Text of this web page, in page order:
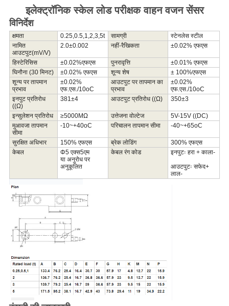
इलेक्ट्रॉनिक स्केल लोड परीक्षक वाहन वजन सेंसर
विनिर्देश
क्षमता 0.25,0.5,1,2,3,5t सामग्री
स्टेनलेस स्टील
नामित
आउटपुट(mV/V)
2.0±0.002 नहीं-रैखिकता ±0.02% एफएस
हिस्टेरिसिस ±0.02%एफएस पुनरावृत्ति ±0.01% एफएस
घिनौना (30 मिनट)
±0.02% एफएस शून्य शेष ± 100%एफएस
शून्य पर तापमान
प्रभाव
±0.02%
एफ.एस./10oC
आउटपुट पर तापमान का
प्रभाव
±0.02%
एफ.एस./10oC
इनपुट प्रतिरोध
((Ω)
381±4 आउटपुट प्रतिरोध ((Ω) 350±3
इन्सुलेशन प्रतिरोध ≥5000MΩ उत्तेजना वोल्टेज 5V-15V ((DC)
मुआवजा तापमान
सीमा
-10~+40oC परिचालन तापमान सीमा -40~+65oC
सुरक्षित अधिभार 150% एफएस ब्रेक लोडिंग 300% एफएस
केबल
Φ5 एक्स5एम
या अनुरोध पर
अनुकूलित
केबल रंग कोड
इनपुटः हरा + काला-
आउटपुटः सफेद+
लाल-